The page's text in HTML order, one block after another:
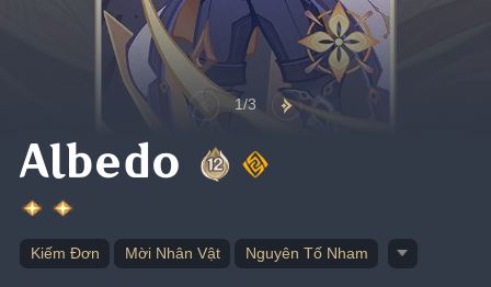
1/3
Albedo
Kiếm Đơn Mời Nhân Vật Nguyên Tố Nham